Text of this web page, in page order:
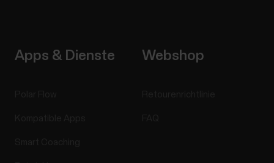
Apps & Dienste Webshop